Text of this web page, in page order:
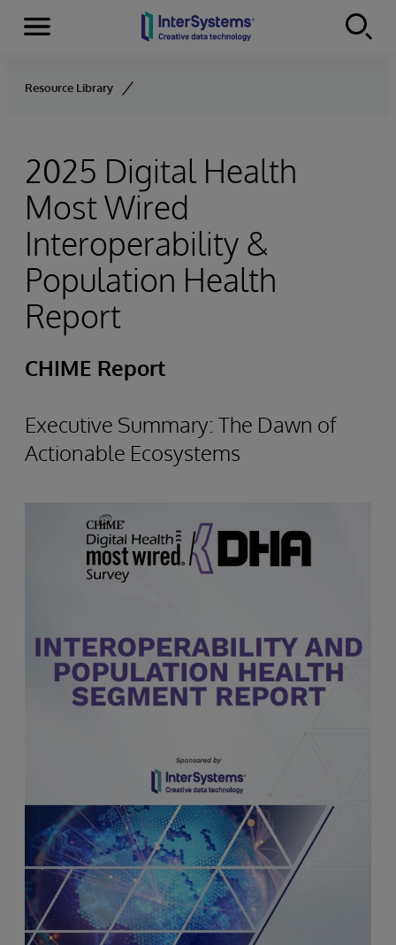
Skip to content
Menu
Resource Library
2025 Digital Health
Most Wired
Interoperability &
Population Health
Report
CHIME Report
Executive Summary: The Dawn of
Actionable Ecosystems